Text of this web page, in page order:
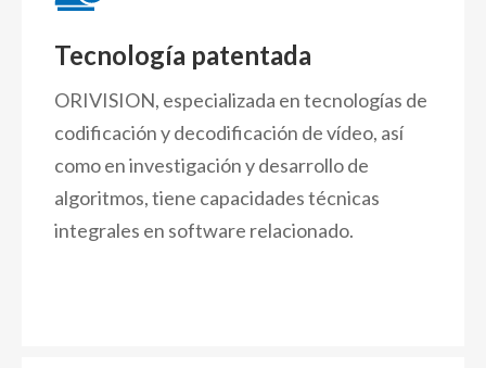
Tecnología patentada
ORIVISION, especializada en tecnologías de
codificación y decodificación de vídeo, así
como en investigación y desarrollo de
algoritmos, tiene capacidades técnicas
integrales en software relacionado.